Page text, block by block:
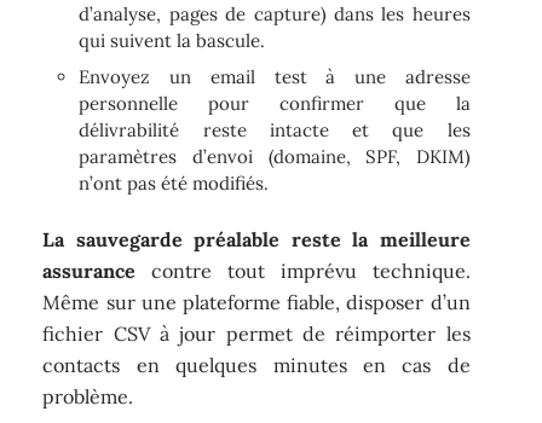
d’analyse, pages de capture) dans les heures
qui suivent la bascule.
Envoyez un email test à une adresse
personnelle pour confirmer que la
délivrabilité reste intacte et que les
paramètres d’envoi (domaine, SPF, DKIM)
n’ont pas été modifiés.
La sauvegarde préalable reste la meilleure
assurance contre tout imprévu technique.
Même sur une plateforme fiable, disposer d’un
fichier CSV à jour permet de réimporter les
contacts en quelques minutes en cas de
problème.